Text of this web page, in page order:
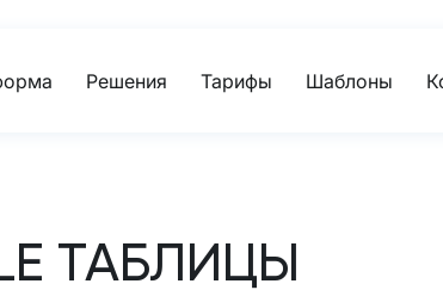
Решения Тарифы Шаблоны
ТАБЛИЦЫ